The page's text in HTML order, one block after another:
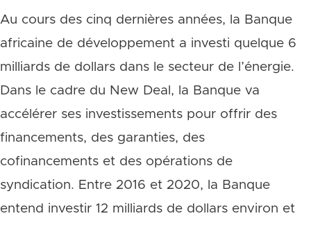
Au cours des cinq dernières années, la Banque
africaine de développement a investi quelque 6
milliards de dollars dans le secteur de l’énergie.
Dans le cadre du New Deal, la Banque va
accélérer ses investissements pour offrir des
financements, des garanties, des
cofinancements et des opérations de
syndication. Entre 2016 et 2020, la Banque
entend investir 12 milliards de dollars environ et